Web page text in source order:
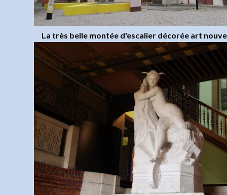
La très belle montée d'escalier décorée art